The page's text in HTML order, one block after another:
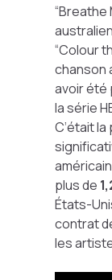
“Breathe
“Colour
chanson
avoir été
la série
C’était
plus de
États-
contrat
les